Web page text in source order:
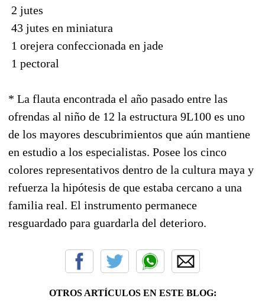
 2 jutes
 43 jutes en miniatura
 1 orejera confeccionada en jade
 1 pectoral
* La flauta encontrada el año pasado entre las
ofrendas al niño de 12 la estructura 9L100 es uno
de los mayores descubrimientos que aún mantiene
en estudio a los especialistas. Posee los cinco
colores representativos dentro de la cultura maya y
refuerza la hipótesis de que estaba cercano a una
familia real. El instrumento permanece
resguardado para guardarla del deterioro.
OTROS ARTÍCULOS EN ESTE BLOG: